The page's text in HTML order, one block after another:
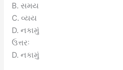
B. સમય
C. વ્યય
D. નકામું
ઉત્તરઃ
D. નકામું